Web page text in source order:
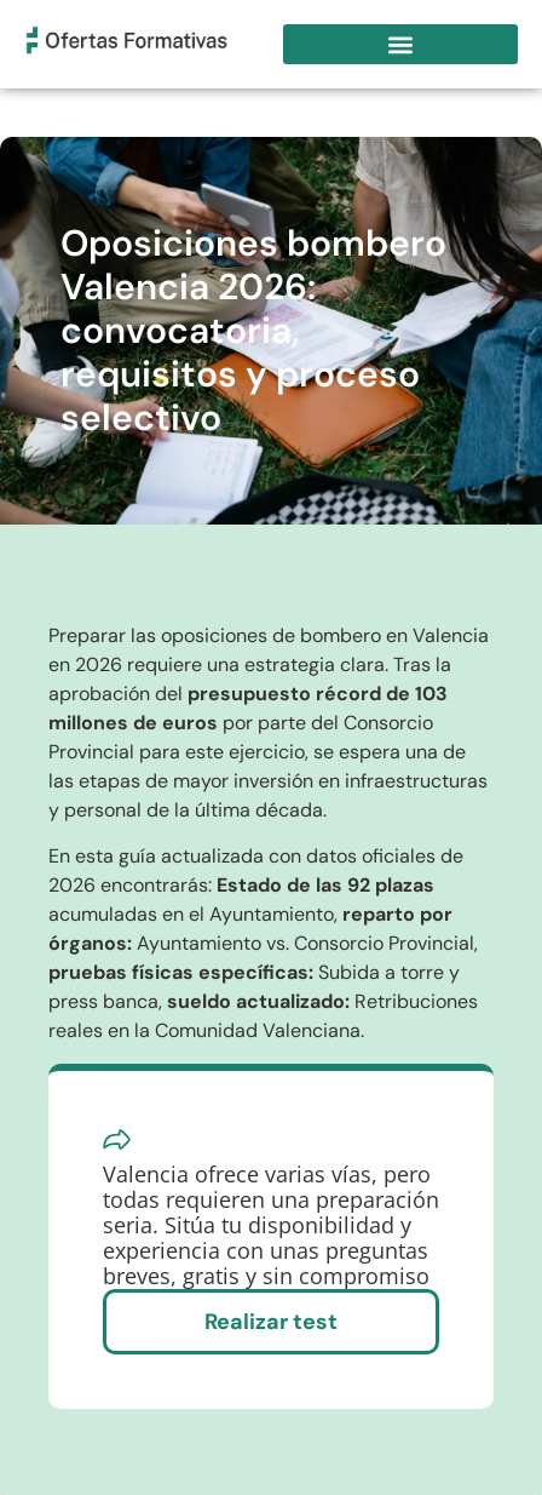
Oposiciones bombero
Valencia 2026:
convocatoria,
requisitos y proceso
selectivo
Preparar las oposiciones de bombero en Valencia
en 2026 requiere una estrategia clara. Tras la
aprobación del presupuesto récord de 103
millones de euros por parte del Consorcio
Provincial para este ejercicio, se espera una de
las etapas de mayor inversión en infraestructuras
y personal de la última década.
En esta guía actualizada con datos oficiales de
2026 encontrarás: Estado de las 92 plazas
acumuladas en el Ayuntamiento, reparto por
órganos:Ayuntamiento vs. Consorcio Provincial,
pruebas físicas específicas:Subida a torre y
press banca,sueldo actualizado: Retribuciones
reales en la Comunidad Valenciana.
Valencia ofrece varias vías, pero
todas requieren una preparación
seria. Sitúa tu disponibilidad y
experiencia con unas preguntas
breves, gratis y sin compromiso
Realizar test